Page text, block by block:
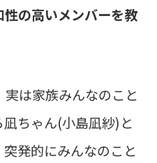
の高いメンバーを教
実は家族みんなのこと
ちゃん(小島凪紗)と
発的にみんなのこと